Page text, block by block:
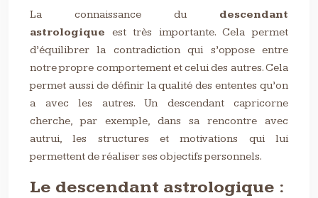
La connaissance du descendant
astrologique est très importante. Cela permet
d’équilibrer la contradiction qui s’oppose entre
notre propre comportement et celui des autres. Cela
permet aussi de définir la qualité des ententes qu’on
a avec les autres. Un descendant capricorne
cherche, par exemple, dans sa rencontre avec
autrui, les structures et motivations qui lui
permettent de réaliser ses objectifs personnels.
Le descendant astrologique :